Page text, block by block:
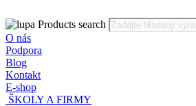
Products search
O nás
Podpora
Blog
Kontakt
E-shop
ŠKOLY A FIRMY